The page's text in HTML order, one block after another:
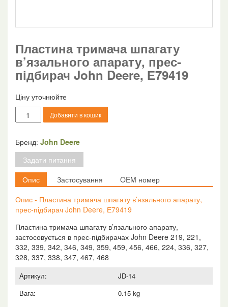
Пластина тримача шпагату
в’язального апарату, прес-
підбирач John Deere, Е79419
Ціну уточнюйте
Пластина
тримача
в'язального
апарату,
прес-
підбирач
John
Е79419
кількість
Добавити в кошик
Бренд: John Deere
Задати питання
Опис
Застосування
OEM номер
Опис - Пластина тримача шпагату в’язального апарату,
прес-підбирач John Deere, Е79419
Пластина тримача шпагату в’язального апарату,
застосовується в прес-підбирачах John Deere 219, 221,
332, 339, 342, 346, 349, 359, 459, 456, 466, 224, 336, 327,
328, 337, 338, 347, 467, 468
Артикул:
JD-14
Вага:
0.15 kg